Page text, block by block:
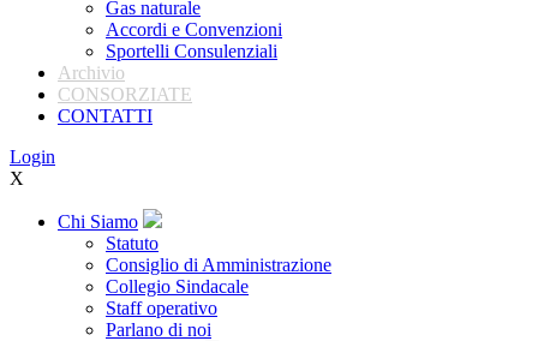
Gas naturale
Accordi e Convenzioni
Sportelli Consulenziali
Archivio
CONSORZIATE
CONTATTI
Login
X
Chi Siamo
Statuto
Consiglio di Amministrazione
Collegio Sindacale
Staff operativo
Parlano di noi